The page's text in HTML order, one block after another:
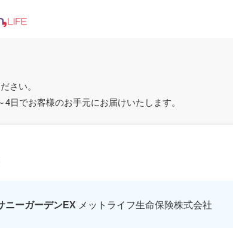
さい。
日でお客様のお手元にお届けいたします。
ニーガーデンEX メットライフ生命保険株式会社